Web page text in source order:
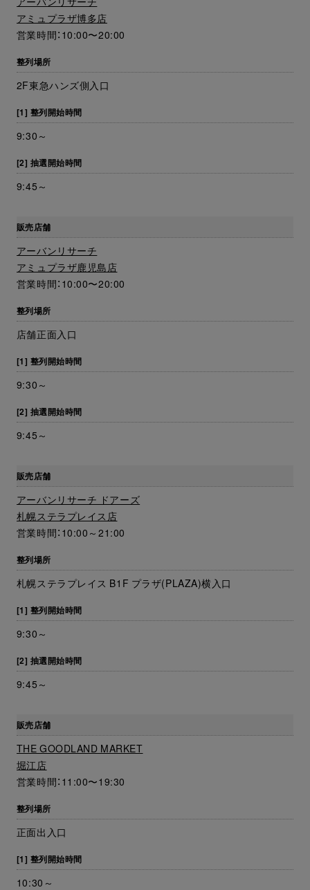
アミュプラザ博多店
営業時間：10:00〜20:00
整列場所
2F東急ハンズ側入口
[1] 整列開始時間
9:30～
[2] 抽選開始時間
9:45～
販売店舗
アーバンリサーチ
アミュプラザ鹿児島店
営業時間：10:00〜20:00
整列場所
店舗正面入口
[1] 整列開始時間
9:30～
[2] 抽選開始時間
9:45～
販売店舗
アーバンリサーチ ドアーズ
札幌ステラプレイス店
営業時間：10:00～21:00
整列場所
札幌ステラプレイス B1F プラザ(PLAZA)横入口
[1] 整列開始時間
9:30～
[2] 抽選開始時間
9:45～
販売店舗
THE GOODLAND MARKET
堀江店
営業時間：11:00〜19:30
整列場所
正面出入口
[1] 整列開始時間
10:30～